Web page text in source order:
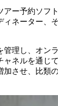
アー予約ソフ
ィネーター、
管理し、オン
ャネルを通じ
加させ、比類